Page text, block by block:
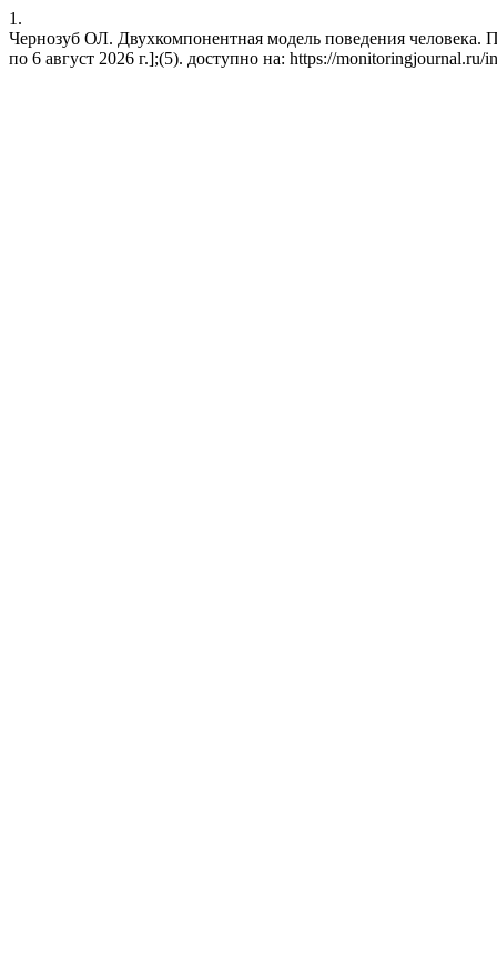
1.
Чернозуб ОЛ. Двухкомпонентная модель поведения человека.
по 6 август 2026 г.];(5). доступно на: https://